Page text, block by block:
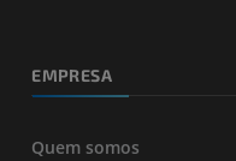
EMPRESA
Quem somos